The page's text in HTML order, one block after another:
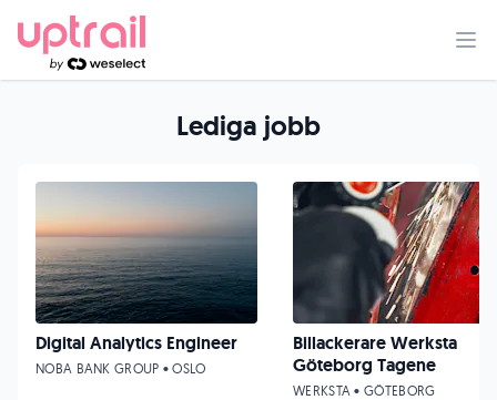
Lediga jobb
Digital Analytics Engineer
NOBA BANK GROUP • OSLO
Billackerare Werksta
Göteborg Tagene
WERKSTA • GÖTEBORG